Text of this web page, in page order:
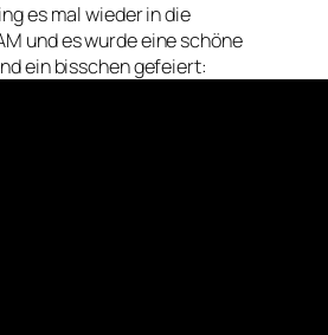
es mal wieder in die
und es wurde eine schöne
ein bisschen gefeiert: